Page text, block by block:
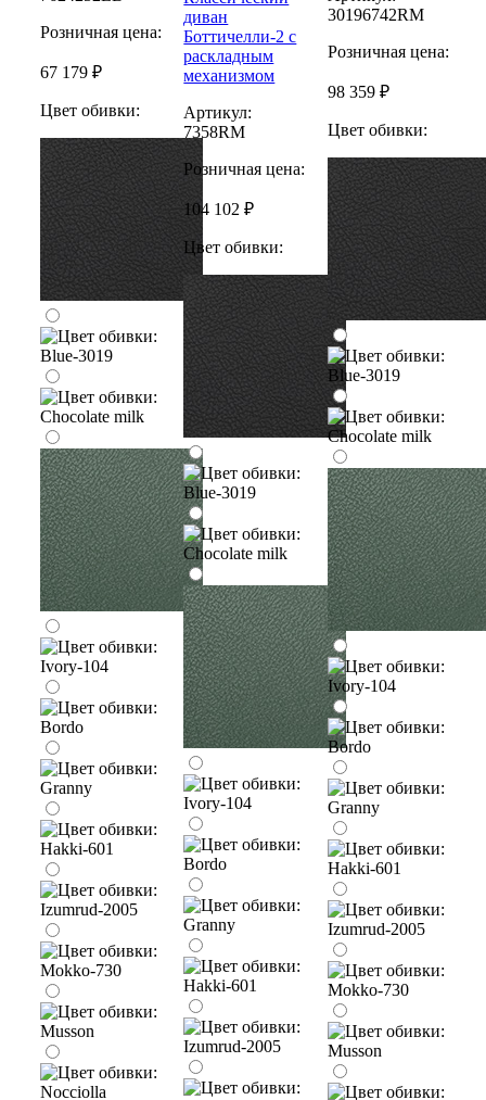
Розничная цена:
67 179 ₽
Цвет обивки:
диван
Боттичелли-2 с
раскладным
механизмом
Артикул:
7358RM
Розничная цена:
104 102 ₽
Цвет обивки:
30196742RM
Розничная цена:
98 359 ₽
Цвет обивки: